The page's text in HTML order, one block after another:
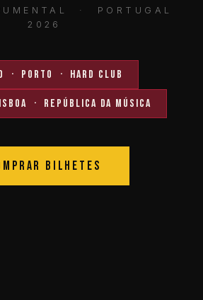
· PORTUGAL
2026
· Porto · Hard Club
· República da Música
Bilhetes